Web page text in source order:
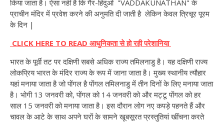
किया जाता है। ऐसा नहीं है कि गैर-हिंदुओं "VADDAKUNATHAN" के
प्राचीन मंदिर में प्रवेश करने की अनुमति दी जाती है लेकिन केवल त्रिचूर पूरम
के दिन |
CLICK HERE TO READ आधुनिकता से हो रही परेशानिया
भारत के पूर्वी तट पर दक्षिणी सबसे अधिक राज्य तमिलनाडु है। यह दक्षिणी राज्य
लोकप्रिय भारत के मंदिर राज्य के रूप में जाना जाता है। मुख्य स्थानीय त्यौहार
यहां मनाया जाता है जो पोंगल है पोंगल तमिलनाडु में तीन दिनों के लिए मनाया जाता
है। भोगी 13 जनवरी को, पोंगल को 14 जनवरी को और मट्टू पोंगल को हर
साल 15 जनवरी को मनाया जाता है। इस दौरान लोग नए कपड़े पहनते हैं और
चावल के आटे के साथ अपने घरों के सामने खूबसूरत प्रस्तुतियां खींचना करते